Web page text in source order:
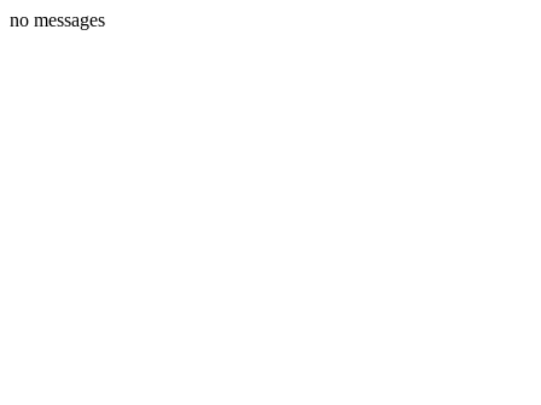
no messages